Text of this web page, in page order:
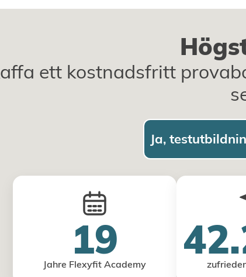
ett kostnadsfritt
Ja,
19
Jahre Flexyfit Academy